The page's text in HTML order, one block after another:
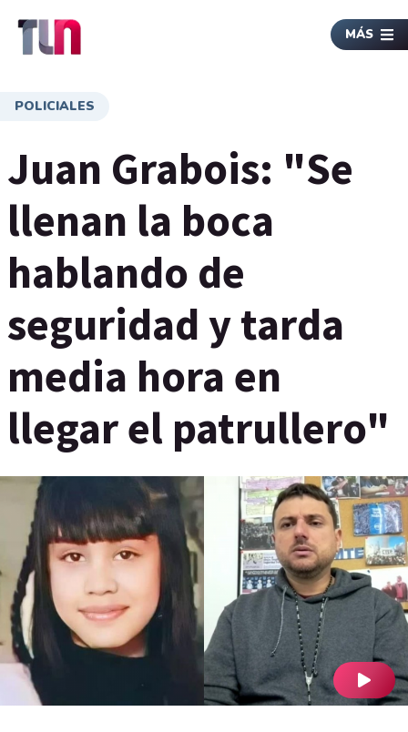
MÁS
POLICIALES
Juan Grabois: "Se
llenan la boca
hablando de
seguridad y tarda
media hora en
llegar el patrullero"